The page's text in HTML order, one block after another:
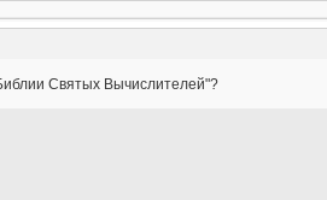
Святых Вычислителей"?